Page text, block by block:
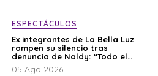
ESPECTÁCULOS
Ex integrantes de La Bella Luz
rompen su silencio tras
denuncia de Naldy: “Todo el
mundo lo sabía”
05 Ago 2026